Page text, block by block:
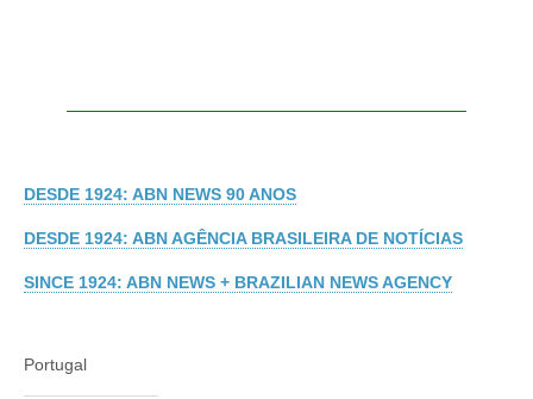
DESDE 1924: ABN NEWS 90 ANOS
DESDE 1924: ABN AGÊNCIA BRASILEIRA DE NOTÍCIAS
SINCE 1924: ABN NEWS + BRAZILIAN NEWS AGENCY
Portugal